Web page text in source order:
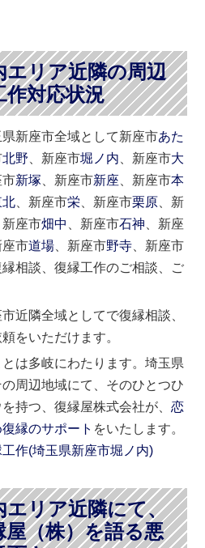
エリア近隣の周辺
作対応状況
新座市全域として新座市あた
北野 、新座市堀ノ内 、新座市大
市新塚 、新座市新座 、新座市本
北 、新座市栄 、新座市栗原 、新
新座市畑中 、新座市石神 、新座
座市道場 、新座市野寺 、新座市
縁相談、復縁工作のご相談、ご
近隣全域としてで復縁相談、
をいただけます。
は多岐にわたります。埼玉県
周辺地域にて、そのひとつひ
持つ、復縁屋株式会社が、恋
縁のサポート をいたします。
作(埼玉県新座市堀ノ内)
エリア近隣にて、
屋（株）を語る悪